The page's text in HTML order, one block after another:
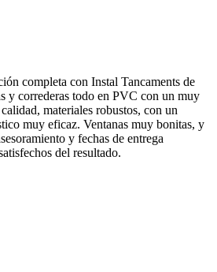
completa con Instal Tancaments de
y correderas todo en PVC con un muy
materiales robustos, con un
muy eficaz. Ventanas muy bonitas, y
y fechas de entrega
del resultado.